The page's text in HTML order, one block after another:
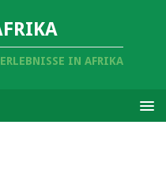
IN AFRIKA